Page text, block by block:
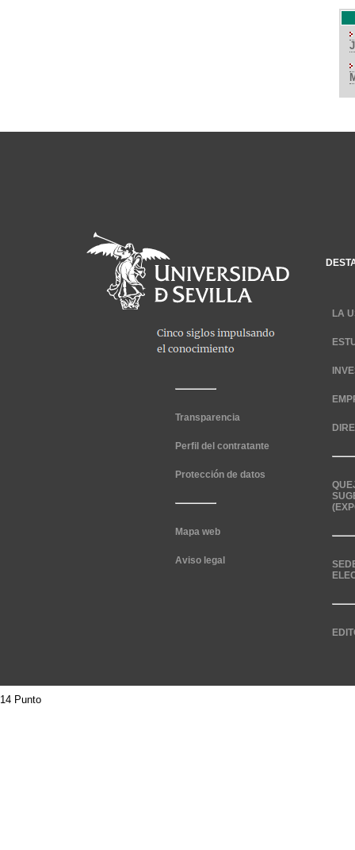
Transparencia
Perfil del contratante
Protección de datos
Mapa web
Aviso legal
LA
14 Punto